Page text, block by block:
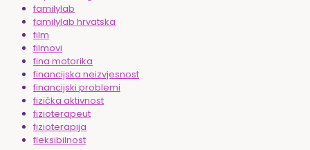
familylab
familylab hrvatska
film
filmovi
fina motorika
financijska neizvjesnost
financijski problemi
fizička aktivnost
fizioterapeut
fizioterapija
fleksibilnost